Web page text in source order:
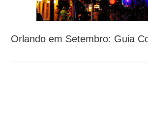
Orlando em Setembro: Guia